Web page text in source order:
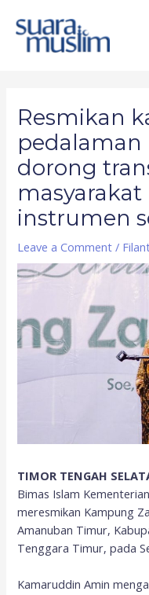
content
Resmikan
pedalaman
dorong
instrumen
Leave a Comment /
TIMOR TENGAH
Bimas Islam
meresmikan Kampung
Amanuban Timur,
Tenggara Timur, pada
Kamaruddin Amin